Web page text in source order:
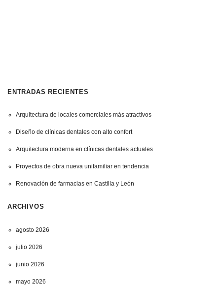
ENTRADAS RECIENTES
Arquitectura de locales comerciales más atractivos
Diseño de clínicas dentales con alto confort
Arquitectura moderna en clínicas dentales actuales
Proyectos de obra nueva unifamiliar en tendencia
Renovación de farmacias en Castilla y León
ARCHIVOS
agosto 2026
julio 2026
junio 2026
mayo 2026